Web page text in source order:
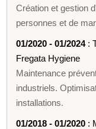
Création et gestion
personnes et de
01/2020 - 01/2024:
Fregata Hygiene
Maintenance
industriels.
installations.
01/2018 - 01/2020 :